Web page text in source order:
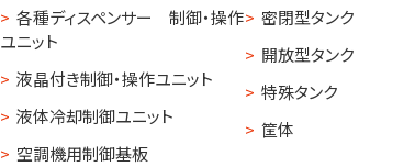
各種ディスペンサー 制御・操作
ユニット
液晶付き制御・操作ユニット
液体冷却制御ユニット
空調機用制御基板
密閉型タンク
開放型タンク
特殊タンク
筐体